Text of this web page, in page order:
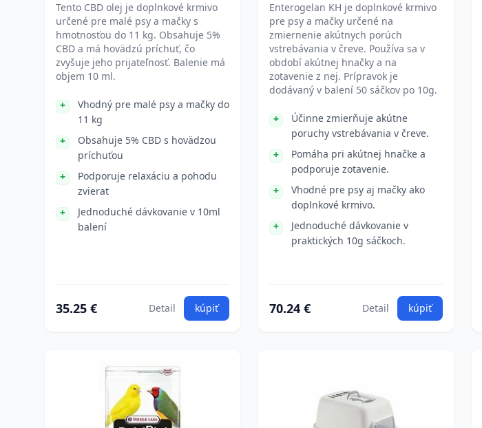
Tento CBD olej je doplnkové krmivo
určené pre malé psy a mačky s
hmotnosťou do 11 kg. Obsahuje 5%
CBD a má hovädzú príchuť, čo
zvyšuje jeho prijateľnosť. Balenie má
objem 10 ml.
Vhodný pre malé psy a mačky do
11 kg
Obsahuje 5% CBD s hovädzou
príchuťou
Podporuje relaxáciu a pohodu
zvierat
Jednoduché dávkovanie v 10ml
balení
35.25 € Detail kúpiť
Enterogelan KH je doplnkové krmivo
pre psy a mačky určené na
zmiernenie akútnych porúch
vstrebávania v čreve. Používa sa v
období akútnej hnačky a na
zotavenie z nej. Prípravok je
dodávaný v balení 50 sáčkov po 10g.
Účinne zmierňuje akútne
poruchy vstrebávania v čreve.
Pomáha pri akútnej hnačke a
podporuje zotavenie.
Vhodné pre psy aj mačky ako
doplnkové krmivo.
Jednoduché dávkovanie v
praktických 10g sáčkoch.
70.24 € Detail kúpiť